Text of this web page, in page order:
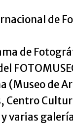
de
de
(Museo de
Centro
varias